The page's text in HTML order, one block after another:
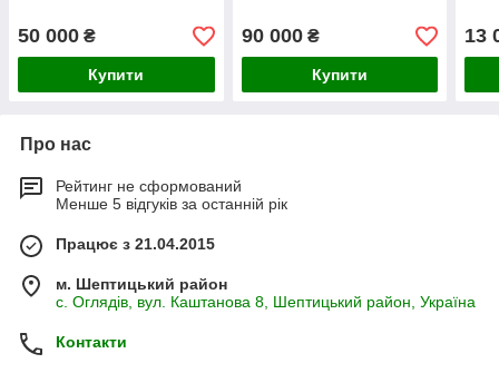
50 000 ₴
Купити
90 000₴
Купити
13
Про нас
Рейтинг не сформований
Менше 5 відгуків за останній рік
Працює з 21.04.2015
м. Шептицький район
с. Оглядів, вул. Каштанова 8, Шептицький район, Україна
Контакти